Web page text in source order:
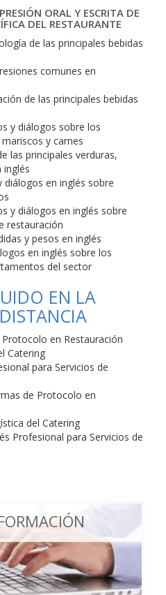
ORAL Y ESCRITA DE
DEL RESTAURANTE
de las principales bebidas
comunes en
de las principales bebidas
y diálogos sobre los
y carnes
las principales verduras,
inglés
diálogos en inglés sobre
y diálogos en inglés sobre
restauración
y pesos en inglés
en inglés sobre los
del sector
EN LA
en Restauración
Catering
para Servicios de
de Protocolo en
del Catering
Profesional para Servicios de